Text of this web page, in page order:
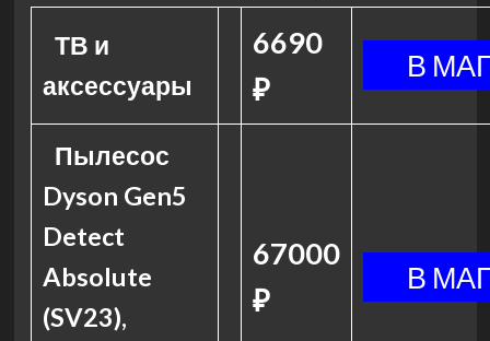
ТВ и
аксессуары
6690
₽
Пылесос
Dyson Gen5
Detect
Absolute
(SV23),
67000
₽